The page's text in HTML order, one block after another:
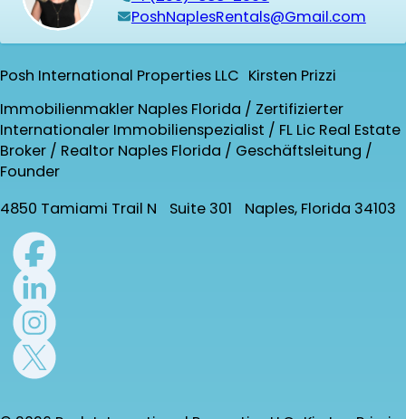
PoshNaplesRentals@Gmail.com
Posh International Properties LLC Kirsten Prizzi
Immobilienmakler Naples Florida / Zertifizierter
Internationaler Immobilienspezialist / FL Lic Real Estate
Broker / Realtor Naples Florida / Geschäftsleitung /
Founder
4850 Tamiami Trail N Suite 301 Naples, Florida 34103